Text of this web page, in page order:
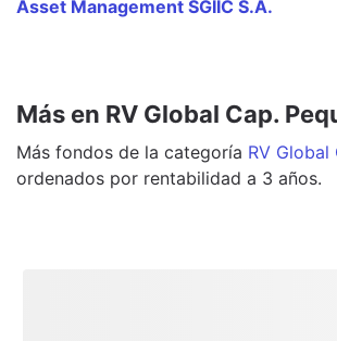
Asset Management SGIIC S.A.
Más en RV Global Cap.
Más fondos de la categoría RV Global
ordenados por rentabilidad a 3 años.